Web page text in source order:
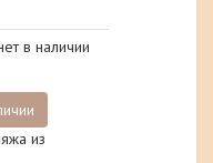
в наличии
из